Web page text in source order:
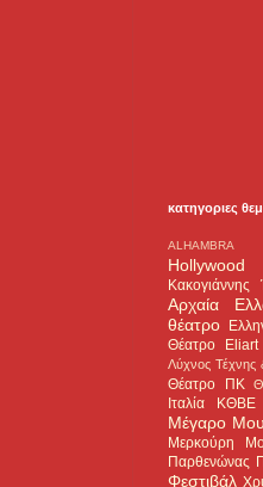
κατηγοριες
ALHAMBRA
Hollywood
Κακογιάννης
Αρχαία
θέατρο
Θέατρο Eliart
Λύχνος Τέχνης
Θέατρο ΠΚ
Ιταλία ΚΘΒΕ
Μέγαρο
Μερκούρη
Παρθενώνας
Φεστιβάλ